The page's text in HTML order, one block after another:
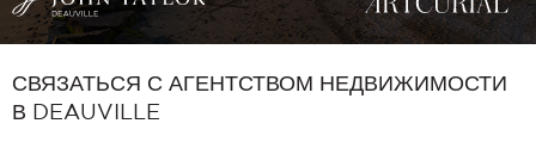
СВЯЗАТЬСЯ С АГЕНТСТВОМ НЕДВИЖИМОСТИ
В DEAUVILLE